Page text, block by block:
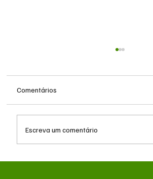
Comentários
Escreva um comentário